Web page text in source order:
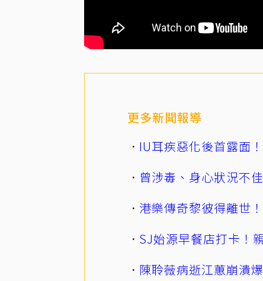
更多新聞報導
IU耳疾惡化後首露面
曾涉毒、身心狀況不
港樂傳奇黎彼得離世
SJ始源早餐店打卡！
陳聆薇病逝江蕙崩潰